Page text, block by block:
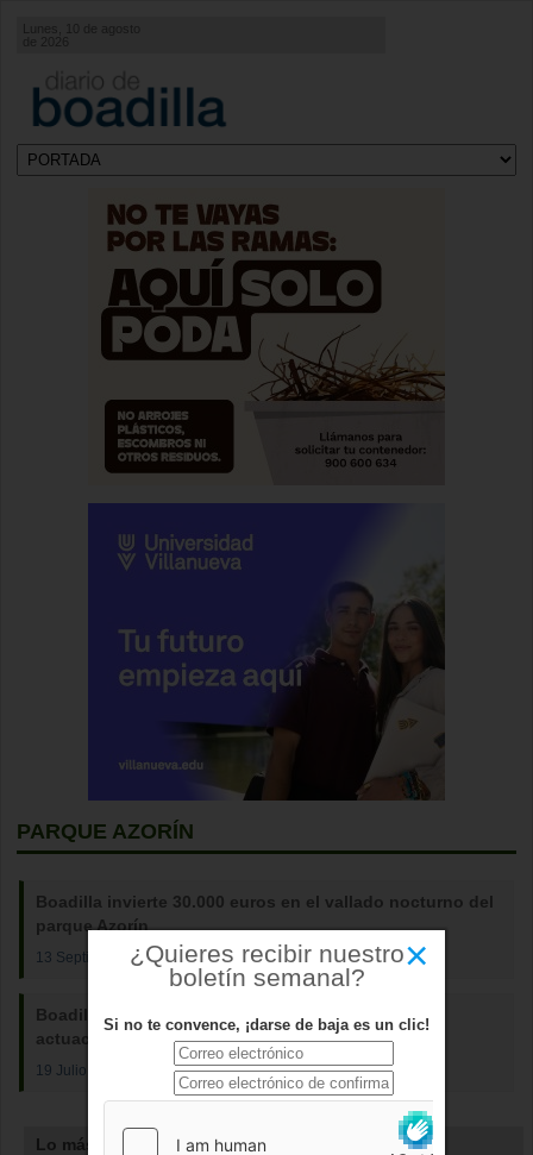
Lunes, 10 de agosto
PARQUE AZORÍN
Boadilla invierte 30.000 euros en el vallado nocturno del
parque Azorín
13 Septiembre 2025
Boadilla del Monte destinará 28 millones a 40
actuaciones de mejora en 2025
19 Julio 2025
Lo más leído
×
¿Quieres recibir nuestro
boletín semanal?
Si no te convence, ¡darse de baja es un clic!